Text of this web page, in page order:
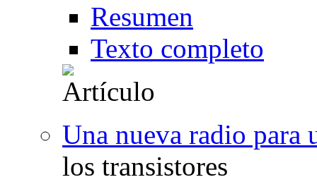
Resumen
Texto completo
Una nueva radio para
los transistores